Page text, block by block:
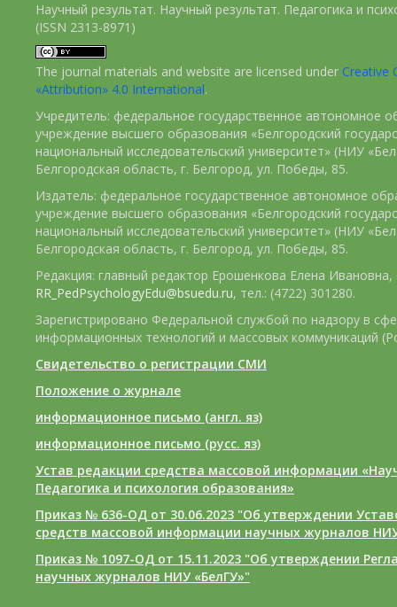
Научный результат. Научный результат. Педагогика и
(ISSN 2313-8971)
The journal materials and website are licensed under Creative
«Attribution» 4.0 International.
Учредитель: федеральное государственное автономное
учреждение высшего образования «Белгородский
национальный исследовательский университет» (НИУ
Белгородская область, г. Белгород, ул. Победы, 85.
Издатель: федеральное государственное автономное
учреждение высшего образования «Белгородский
национальный исследовательский университет» (НИУ
Белгородская область, г. Белгород, ул. Победы, 85.
Редакция: главный редактор Ерошенкова Елена Ивановна,
RR_PedPsychologyEdu@bsuedu.ru, тел.: (4722) 301280.
Зарегистрировано Федеральной службой по надзору в
информационных технологий и массовых коммуникаций
Свидетельство о регистрации СМИ
Положение о журнале
информационное письмо (англ. яз)
информационное письмо (русс. яз)
Устав редакции средства массовой информации
Педагогика и психология образования»
Приказ № 636-ОД от 30.06.2023 "Об утверждении
средств массовой информации научных журналов
Приказ № 1097-ОД от 15.11.2023 "Об утверждении
научных журналов НИУ «БелГУ»"